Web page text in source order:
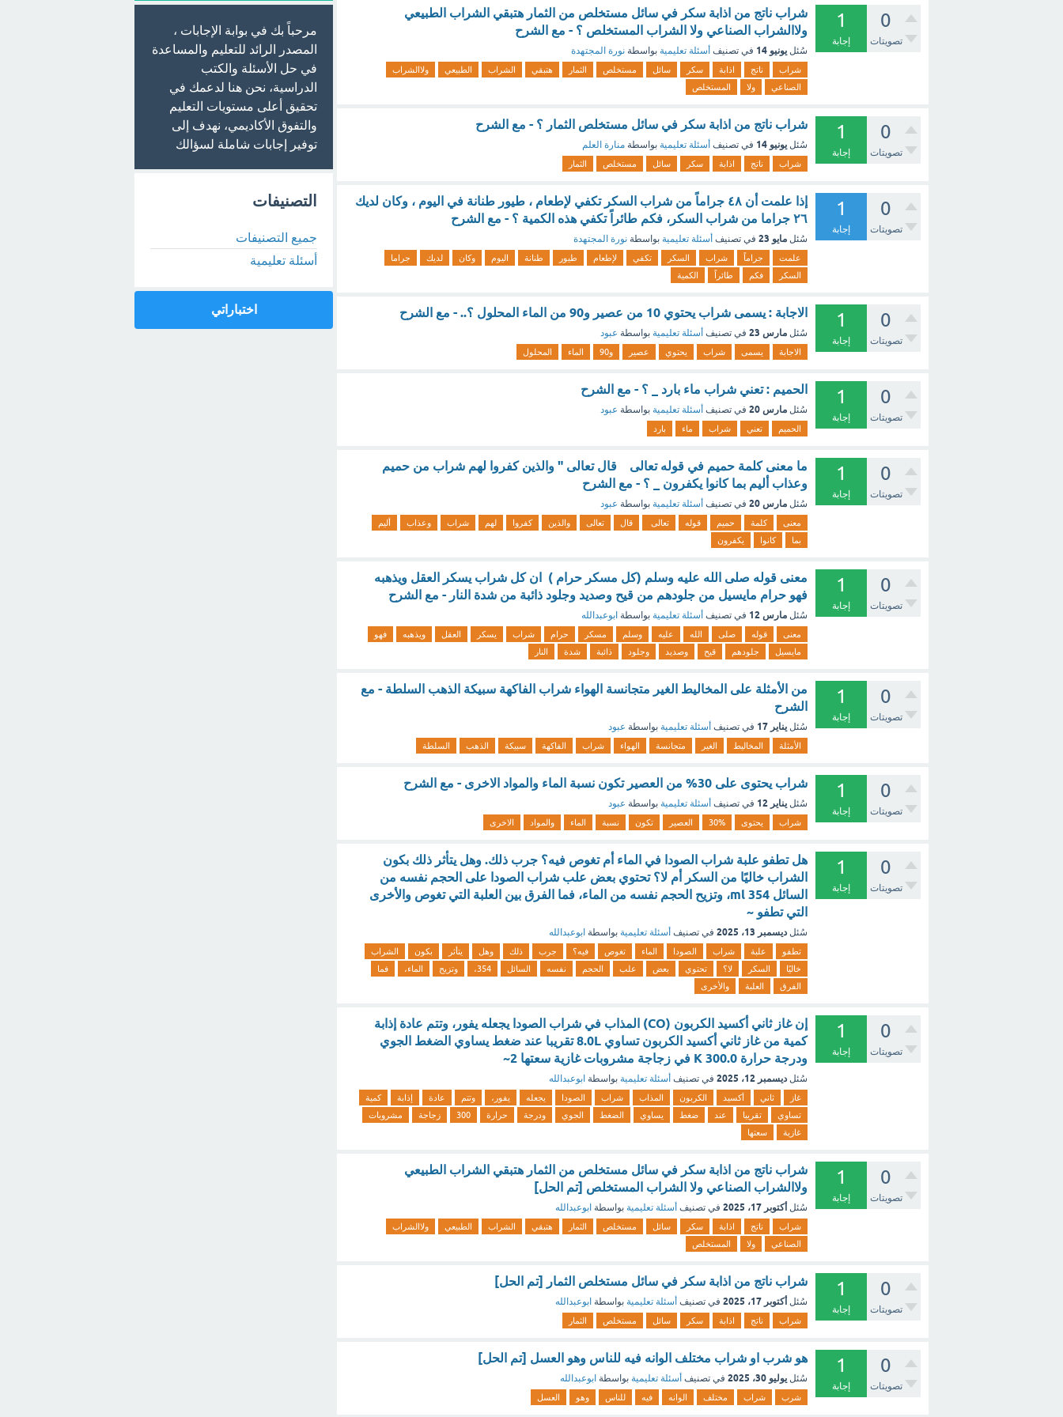
0
تصويتات
1
إجابة
شراب ناتج من اذابة سكر في سائل مستخلص من الثمار هتبقي الشراب الطبيعي
ولاالشراب الصناعي ولا الشراب المستخلص ؟ - مع الشرح
سُئل يونيو 14 في تصنيف أسئلة تعليمية بواسطة نورة المجتهدة
شراب ناتج اذابة سكر سائل مستخلص الثمار هتبقي الشراب الطبيعي
ولاالشراب
الصناعي
ولا المستخلص
0
تصويتات
1
إجابة
شراب ناتج من اذابة سكر في سائل مستخلص الثمار ؟ - مع الشرح
سُئل يونيو 14 في تصنيف أسئلة تعليمية بواسطة منارة العلم
شراب ناتج اذابة سكر سائل مستخلص الثمار
0
تصويتات
1
إجابة
إذا علمت أن ٤٨ جراماً من شراب السكر تكفي لإطعام ، طيور طنانة في اليوم ، وكان لديك
٢٦ جراما من شراب السكر، فكم طائراً تكفي هذه الكمية ؟ - مع الشرح
سُئل مايو 23 في تصنيف أسئلة تعليمية بواسطة نورة المجتهدة
علمت جراماً شراب السكر تكفي لإطعام طيور طنانة اليوم وكان لديك
جراما
السكر
فكم طائراً الكمية
0
تصويتات
1
إجابة
الاجابة : يسمى شراب يحتوي 10 من عصير و90 من الماء المحلول ؟.. - مع الشرح
سُئل مارس 23 في تصنيف أسئلة تعليمية بواسطة عبود
الاجابة يسمى شراب يحتوي عصير و90 الماء المحلول
0
تصويتات
1
إجابة
الحميم : تعني شراب ماء بارد _ ؟ - مع الشرح
سُئل مارس 20 في تصنيف أسئلة تعليمية بواسطة عبود
الحميم تعني شراب ماء بارد
0
تصويتات
1
إجابة
ما معنى كلمة حميم في قوله تعالى قال تعالى " والذين كفروا لهم شراب من حميم
وعذاب أليم بما كانوا يكفرون _ ؟ - مع الشرح
سُئل مارس 20 في تصنيف أسئلة تعليمية بواسطة عبود
معنى كلمة حميم قوله تعالى قال تعالى والذين كفروا لهم شراب وعذاب
أليم
بما
كانوا يكفرون
0
تصويتات
1
إجابة
معنى قوله صلى الله عليه وسلم (كل مسكر حرام ) ان كل شراب يسكر العقل ويذهبه
فهو حرام مايسيل من جلودهم من قيح وصديد وجلود ذائبة من شدة النار - مع الشرح
سُئل مارس 12 في تصنيف أسئلة تعليمية بواسطة ابوعبدالله
معنى قوله صلى الله عليه وسلم مسكر حرام شراب يسكر العقل ويذهبه
فهو
مايسيل
جلودهم قيح وصديد وجلود ذائبة شدة النار
0
تصويتات
1
إجابة
من الأمثلة على المخاليط الغير متجانسة الهواء شراب الفاكهة سبيكة الذهب السلطة - مع
الشرح
سُئل يناير 17 في تصنيف أسئلة تعليمية بواسطة عبود
الأمثلة المخاليط الغير متجانسة الهواء شراب الفاكهة سبيكة الذهب السلطة
0
تصويتات
1
إجابة
شراب يحتوى على 30% من العصير تكون نسبة الماء والمواد الاخرى - مع الشرح
سُئل يناير 12 في تصنيف أسئلة تعليمية بواسطة عبود
شراب يحتوى 30% العصير تكون نسبة الماء والمواد الاخرى
0
تصويتات
1
إجابة
هل تطفو علبة شراب الصودا في الماء أم تغوص فيه؟ جرب ذلك. وهل يتأثر ذلك بكون
الشراب خاليًا من السكر أم لا؟ تحتوي بعض علب شراب الصودا على الحجم نفسه من
السائل ml 354، وتزيح الحجم نفسه من الماء، فما الفرق بين العلبة التي تغوص والأخرى
التي تطفو ~
سُئل ديسمبر 13، 2025 في تصنيف أسئلة تعليمية بواسطة ابوعبدالله
تطفو علبة شراب الصودا الماء تغوص فيه؟ جرب ذلك وهل يتأثر بكون
الشراب
خاليًا
السكر لا؟ تحتوي بعض علب الحجم نفسه السائل 354، وتزيح الماء،
فما
الفرق
العلبة والأخرى
0
تصويتات
1
إجابة
إن غاز ثاني أكسيد الكربون (CO) المذاب في شراب الصودا يجعله يفور، وتتم عادة إذابة
كمية من غاز ثاني أكسيد الكربون تساوي 8.0L تقريبا عند ضغط يساوي الضغط الجوي
ودرجة حرارة K 300.0 في زجاجة مشروبات غازية سعتها 2~
سُئل ديسمبر 12، 2025 في تصنيف أسئلة تعليمية بواسطة ابوعبدالله
غاز ثاني أكسيد الكربون المذاب شراب الصودا يجعله يفور، وتتم عادة إذابة
كمية
تساوي
تقريبا عند ضغط يساوي الضغط الجوي ودرجة حرارة 300 زجاجة
مشروبات
غازية
سعتها
0
تصويتات
1
إجابة
شراب ناتج من اذابة سكر في سائل مستخلص من الثمار هتبقي الشراب الطبيعي
ولاالشراب الصناعي ولا الشراب المستخلص [تم الحل]
سُئل أكتوبر 17، 2025 في تصنيف أسئلة تعليمية بواسطة ابوعبدالله
شراب ناتج اذابة سكر سائل مستخلص الثمار هتبقي الشراب الطبيعي
ولاالشراب
الصناعي
ولا المستخلص
0
تصويتات
1
إجابة
شراب ناتج من اذابة سكر في سائل مستخلص الثمار [تم الحل]
سُئل أكتوبر 17، 2025 في تصنيف أسئلة تعليمية بواسطة ابوعبدالله
شراب ناتج اذابة سكر سائل مستخلص الثمار
0
تصويتات
1
إجابة
هو شرب او شراب مختلف الوانه فيه للناس وهو العسل [تم الحل]
سُئل يوليو 30، 2025 في تصنيف أسئلة تعليمية بواسطة ابوعبدالله
شرب شراب مختلف الوانه فيه للناس وهو العسل
مرحباً بك في بوابة الإجابات ،
المصدر الرائد للتعليم والمساعدة
في حل الأسئلة والكتب
الدراسية، نحن هنا لدعمك في
تحقيق أعلى مستويات التعليم
والتفوق الأكاديمي، نهدف إلى
توفير إجابات شاملة لسؤالك
التصنيفات
جميع التصنيفات
أسئلة تعليمية
اختباراتي